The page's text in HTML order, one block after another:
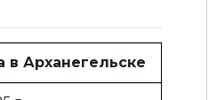
в Арханегельске